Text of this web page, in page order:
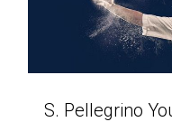
S. Pellegrino